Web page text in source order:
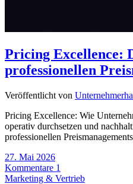
Pricing Excellence:
professionellen
Veröffentlicht von
Pricing Excellence: Wie
operativ durchsetzen und
professionellen
27. Mai 2026
Kommentare 1
Marketing & Vertrieb